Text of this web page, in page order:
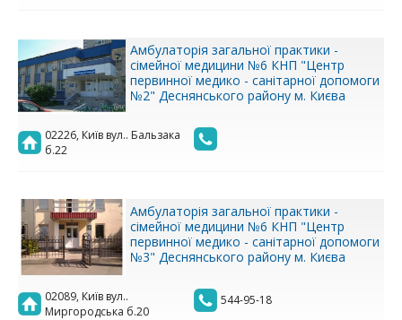
Амбулаторія загальної практики -
сімейної медицини №6 КНП "Центр
первинної медико - санітарної допомоги
№2" Деснянського району м. Києва
02226, Київ вул.. Бальзака
б.22
Амбулаторія загальної практики -
сімейної медицини №6 КНП "Центр
первинної медико - санітарної допомоги
№3" Деснянського району м. Києва
02089, Київ вул..
Миргородська б.20
544-95-18